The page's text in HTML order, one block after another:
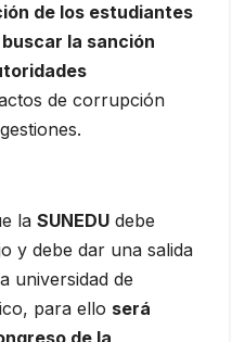
de los estudiantes
la sanción
de corrupción
la SUNEDU debe
y debe dar una salida
universidad de
para ello será